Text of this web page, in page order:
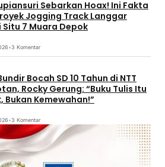
Sebarkan Hoax! Ini Fakta
Jogging Track Langgar
7 Muara Depok
•3 Komentar
Bocah SD 10 Tahun di NTT
Rocky Gerung: “Buku Tulis Itu
Bukan Kemewahan!”
•3 Komentar